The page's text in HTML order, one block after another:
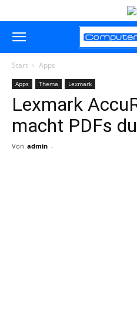
Start Apps
Apps Thema Lexmark
Lexmark
macht PDFs
Von admin -